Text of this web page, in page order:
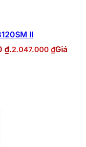
II
₫.2.047.000 ₫Giá